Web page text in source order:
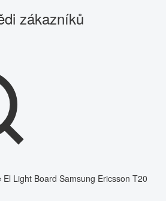
zákazníků
Light Board Samsung Ericsson T20